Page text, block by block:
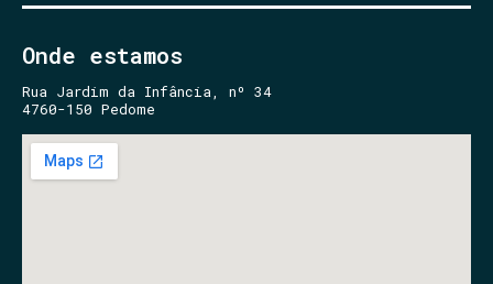
Onde estamos
Rua Jardim da Infância, nº 34
4760-150 Pedome